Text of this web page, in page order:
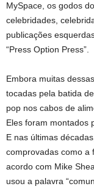
MySpace, os godos
celebridades,
publicações
“Press Option Press”.
Embora muitas
tocadas pela batida
pop nos cabos de
Eles foram montados
E nas últimas
comprovadas como a
acordo com Mike
usou a palavra